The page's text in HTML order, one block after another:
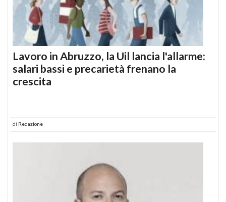
Lavoro in Abruzzo, la Uil lancia l'allarme:
salari bassi e precarietà frenano la
crescita
di Redazione